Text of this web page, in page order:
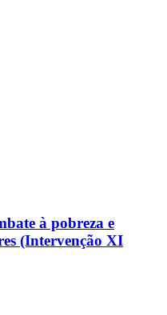
à pobreza e
(Intervenção XI